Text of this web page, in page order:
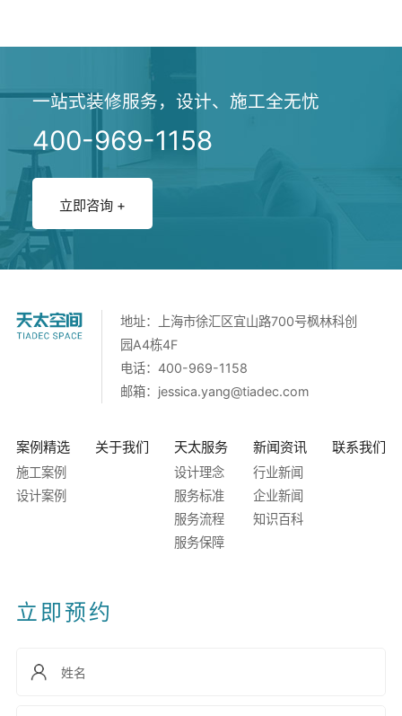
一站式装修服务，设计、施工全无忧
400-969-1158
立即咨询 +
地址：上海市徐汇区宜山路700号枫林科创
园A4栋4F
电话：400-969-1158
邮箱： jessica.yang@tiadec.com
案例精选
施工案例
设计案例
关于我们 天太服务
设计理念
服务标准
服务流程
服务保障
新闻资讯
行业新闻
企业新闻
知识百科
联系我们
立即预约